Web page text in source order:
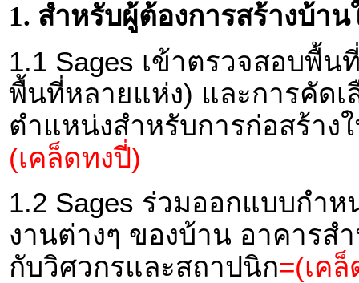
1. สำหรับผู้ต้องการสร้างบ้า
1.1 Sages เข้าตรวจสอบพื้
พื้นที่หลายแห่ง) และการคัดเ
ตำแหน่งสำหรับการก่อสร้า
(เคล็ดทงปี่)
1.2 Sages ร่วมออกแบบกำ
งานต่างๆ ของบ้าน อาคารส
กับวิศวกรและสถาปนิก=(เค